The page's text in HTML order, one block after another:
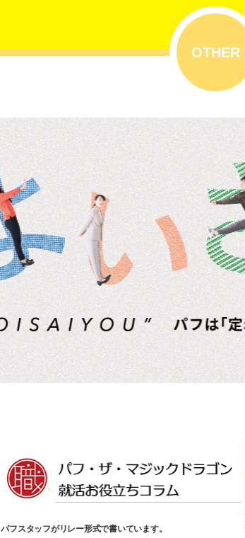
OTHER
パフスタッフがリレー形式で書いています。